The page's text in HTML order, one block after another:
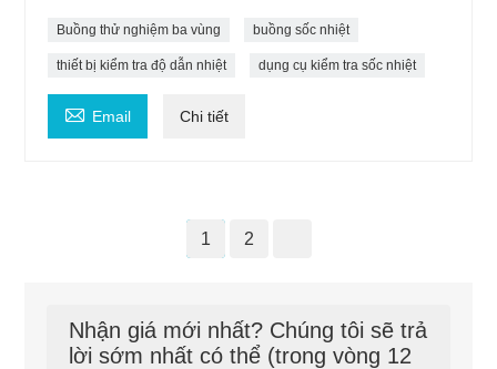
Buồng thử nghiệm ba vùng buồng sốc nhiệt
thiết bị kiểm tra độ dẫn nhiệt dụng cụ kiểm tra sốc nhiệt
 Email Chi tiết
1 2
Nhận giá mới nhất? Chúng tôi sẽ trả
lời sớm nhất có thể (trong vòng 12